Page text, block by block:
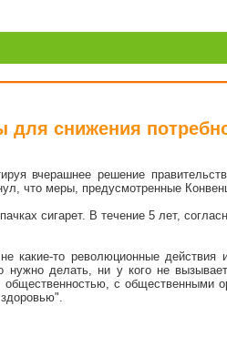
снижения
вчерашнее решение
что меры, предусмотренные
сигарет. В течение 5 лет,
какие-то революционные
нужно делать, ни у кого не
с общественными